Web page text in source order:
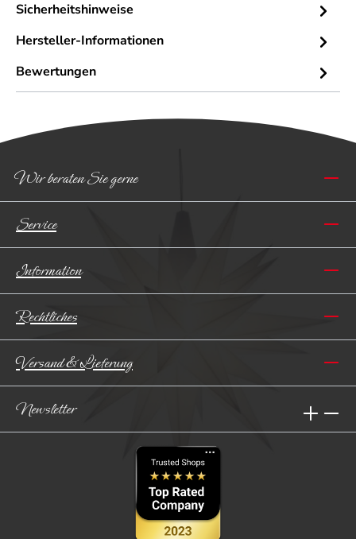
Sicherheitshinweise
Hersteller-Informationen
Bewertungen
Wir beraten Sie gerne
Service
Information
Rechtliches
Versand & Lieferung
Newsletter